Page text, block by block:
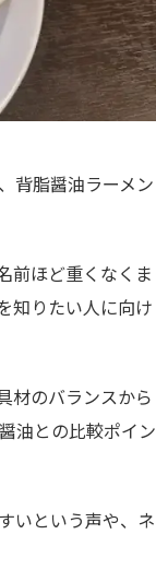
背脂醤油ラーメン
前ほど重くなくま
知りたい人に向け
材のバランスから
油との比較ポイン
いという声や、ネ